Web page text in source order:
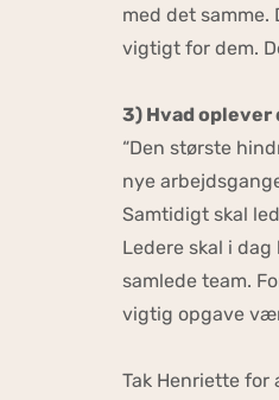
med det samme.
vigtigt for dem.
3) Hvad oplever
“Den største
nye
Samtidigt skal
Ledere skal i
samlede team.
vigtig opgave
Tak Henriette